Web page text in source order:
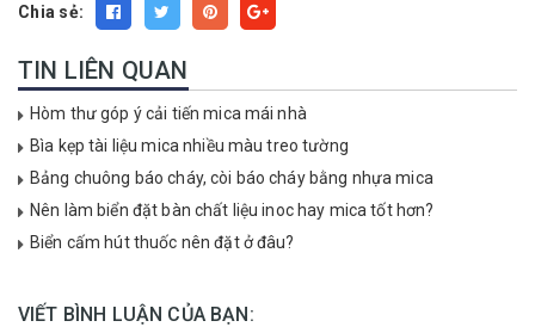
Chia sẻ:
TIN LIÊN QUAN
Hòm thư góp ý cải tiến mica mái nhà
Bìa kẹp tài liệu mica nhiều màu treo tường
Bảng chuông báo cháy, còi báo cháy bằng nhựa mica
Nên làm biển đặt bàn chất liệu inoc hay mica tốt hơn?
Biển cấm hút thuốc nên đặt ở đâu?
VIẾT BÌNH LUẬN CỦA BẠN: